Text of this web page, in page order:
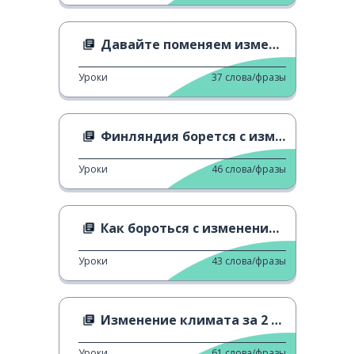
Давайте поменяем изменение климата!
Уроки 37 слова/фразы
Финляндия борется с изменением климата
Уроки 46 слова/фразы
Как бороться с изменением климата
Уроки 43 слова/фразы
Изменение климата за 2 минуты